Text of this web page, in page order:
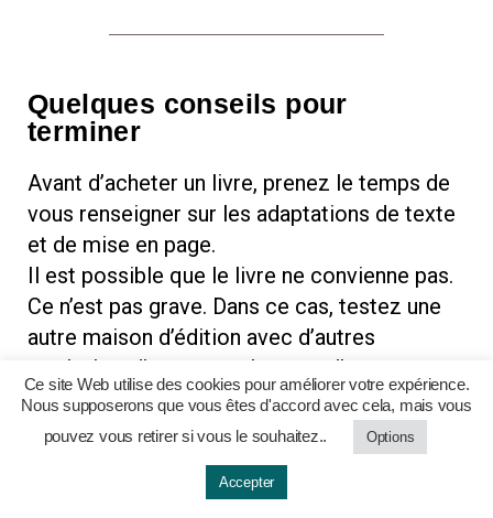
Quelques conseils pour
terminer
Avant d’acheter un livre, prenez le temps de
vous renseigner sur les adaptations de texte
et de mise en page.
Il est possible que le livre ne convienne pas.
Ce n’est pas grave. Dans ce cas, testez une
autre maison d’édition avec d’autres
symboles, d’autres couleurs et d’autres
mises en page.
Il faudra prendre le temps de tester, et de
trouver le style de livre qui convient le
Ce site Web utilise des cookies pour améliorer votre expérience.
Nous supposerons que vous êtes d'accord avec cela, mais vous
pouvez vous retirer si vous le souhaitez..
Options
Accepter